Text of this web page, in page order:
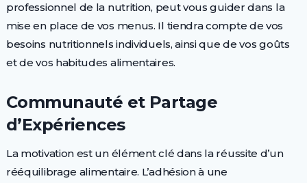
professionnel de la nutrition, peut vous guider dans la
mise en place de vos menus. Il tiendra compte de vos
besoins nutritionnels individuels, ainsi que de vos goûts
et de vos habitudes alimentaires.
Communauté et Partage
d’Expériences
La motivation est un élément clé dans la réussite d’un
rééquilibrage alimentaire. L’adhésion à une